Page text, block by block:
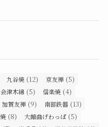
九谷焼 (12) 京友禅 (5)
会津木綿 (5) 信楽焼 (4)
加賀友禅 (9) 南部鉄器 (13)
(8) 大館曲げわっぱ (5)